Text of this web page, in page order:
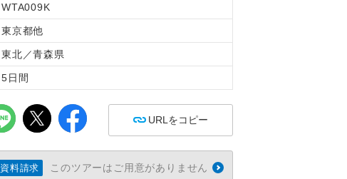
WTA009K
東京都他
東北／青森県
5日間
URLをコピー
資料請求 このツアーはご用意がありません